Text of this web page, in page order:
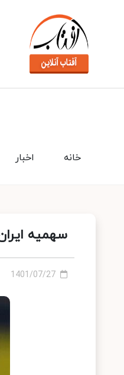
اخبار خانه
سهمیه ایران
1401/07/27